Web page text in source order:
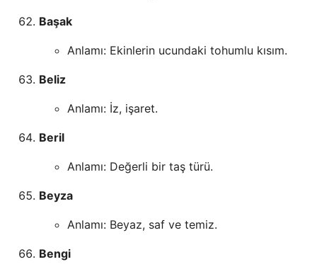
Başak
Anlamı: Ekinlerin ucundaki tohumlu kısım.
Beliz
Anlamı: İz, işaret.
Beril
Anlamı: Değerli bir taş türü.
Beyza
Anlamı: Beyaz, saf ve temiz.
Bengi